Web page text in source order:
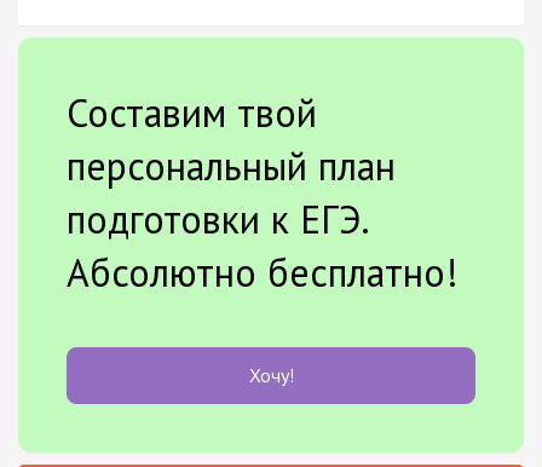
Составим твой
персональный план
подготовки к ЕГЭ.
Абсолютно бесплатно!
Хочу!